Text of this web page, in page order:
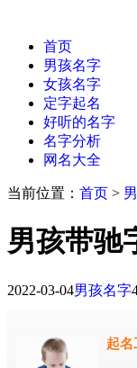
首页
男孩名字
女孩名字
定字起名
好听的名字
名字分析
网名大全
当前位置： 首页 >
男孩带驰
2022-03-04男孩名字
起名